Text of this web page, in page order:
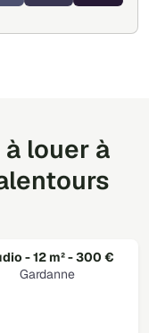
louer à
- 12 m² - 300 €
Gardanne